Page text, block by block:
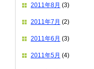
2011年8月 (3)
2011年7月 (2)
2011年6月 (3)
2011年5月 (4)